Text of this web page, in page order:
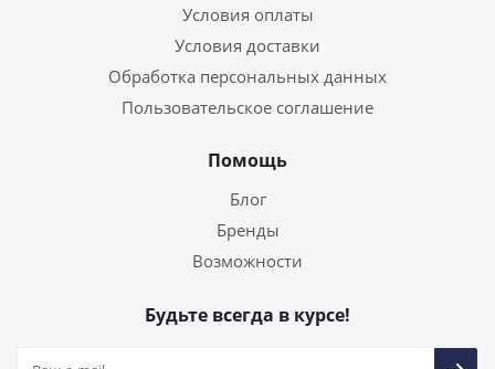
Условия оплаты
Условия доставки
Обработка персональных данных
Пользовательское соглашение
Помощь
Блог
Бренды
Возможности
Будьте всегда в курсе!